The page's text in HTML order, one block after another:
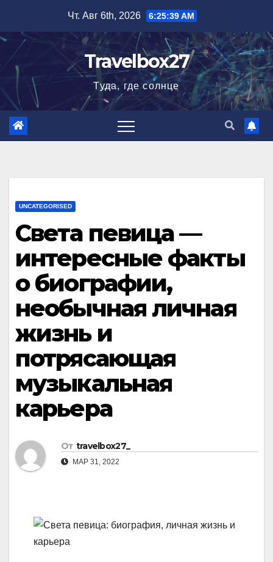
содержимому
Чт. Авг 6th, 2026 6:25:40 AM
Travelbox27
Туда, где солнце
UNCATEGORISED
Света певица —
интересные факты
о биографии,
необычная личная
жизнь и
потрясающая
музыкальная
карьера
От travelbox27_
МАР 31, 2022